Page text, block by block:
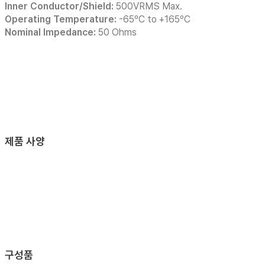
Inner Conductor/Shield: 500VRMS Max.
Operating Temperature: -65ºC to +165ºC
Nominal Impedance: 50 Ohms
제품 사양
구성품